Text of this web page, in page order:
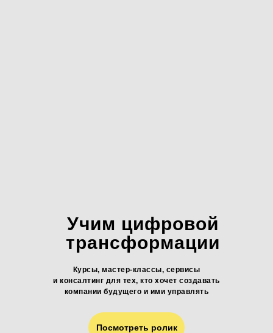
Учим цифровой
трансформации
Курсы, мастер-классы, сервисы
и консалтинг для тех, кто хочет создавать
компании будущего и ими управлять
Посмотреть ролик